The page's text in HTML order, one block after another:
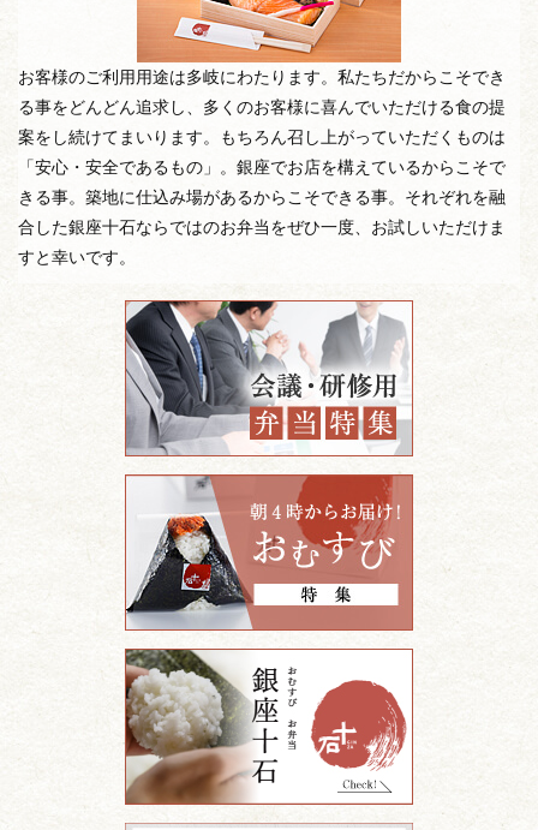
お客様のご利用用途は多岐にわたります。私たちだからこそでき
る事をどんどん追求し、多くのお客様に喜んでいただける食の提
案をし続けてまいります。もちろん召し上がっていただくものは
「安心・安全であるもの」。銀座でお店を構えているからこそで
きる事。築地に仕込み場があるからこそできる事。それぞれを融
合した銀座十石ならではのお弁当をぜひ一度、お試しいただけま
すと幸いです。